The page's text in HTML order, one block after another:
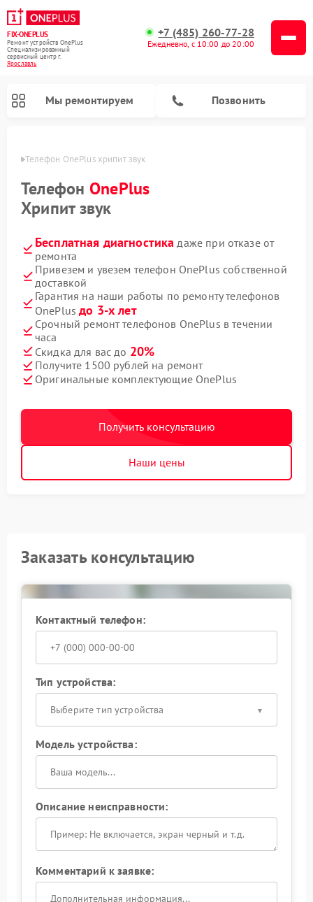
FIX-ONEPLUS
Ремонт устройств OnePlus
Специализированный
cервисный центр г.
Ярославль
+7 (485) 260-77-28
Ежедневно, с 10:00 до 20:00
Мы ремонтируем Позвонить
Телефон OnePlus хрипит звук
Телефон OnePlus
Хрипит звук
Бесплатная диагностика даже при отказе от
ремонта
Привезем и увезем телефон OnePlus собственной
доставкой
Гарантия на наши работы по ремонту телефонов
OnePlusдо 3-х лет
Срочный ремонт телефонов OnePlus в течении
часа
Скидка для вас до 20%
Получите 1500 рублей на ремонт
Оригинальные комплектующие OnePlus
Получить консультацию
Наши цены
Заказать консультацию
Контактный телефон:
Тип устройства:
Выберите тип устройства
Модель устройства:
Описание неисправности:
Комментарий к заявке: